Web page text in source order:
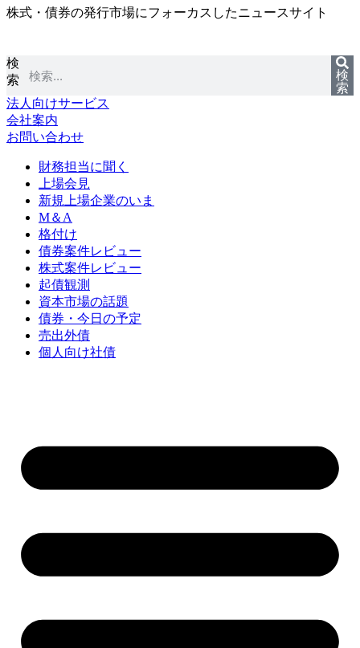
コ
ン
ツ
に
ス
キ
ッ
株式・債券の発行市場にフォーカスしたニュースサイト
検
索
検
索
法人向けサービス
会社案内
お問い合わせ
財務担当に聞く
上場会見
新規上場企業のいま
M＆A
格付け
債券案件レビュー
株式案件レビュー
起債観測
資本市場の話題
債券・今日の予定
売出外債
個人向け社債